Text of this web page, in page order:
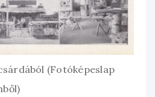
(Fotóképeslap